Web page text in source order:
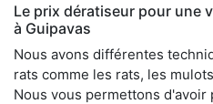
Le prix dératiseur pour une
à Guipavas
Nous avons différentes
rats comme les rats, les
Nous vous permettons d'avoir